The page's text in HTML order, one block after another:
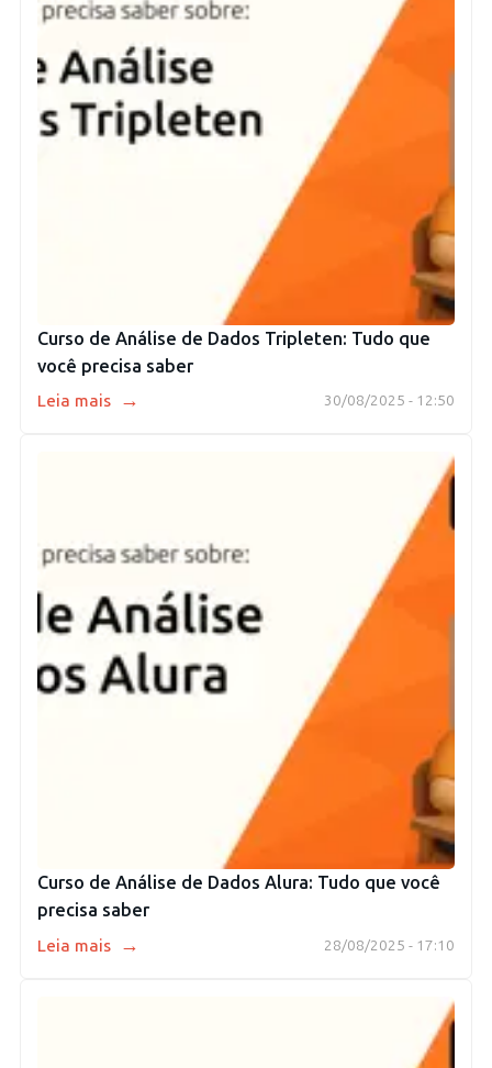
Curso de Análise de Dados Tripleten: Tudo que
você precisa saber
30/08/2025 - 12:50
Leia mais →
Curso de Análise de Dados Alura: Tudo que você
precisa saber
28/08/2025 - 17:10
Leia mais →